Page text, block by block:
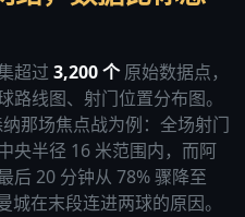
超过 3,200 个原始数据点，
路线图、射门位置分布图。
那场焦点战为例：全场射门
央半径 16 米范围内，而阿
后 20 分钟从 78% 骤降至
在末段连进两球的原因。